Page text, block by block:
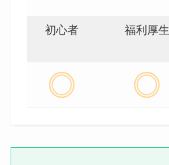
初心者 福利厚生